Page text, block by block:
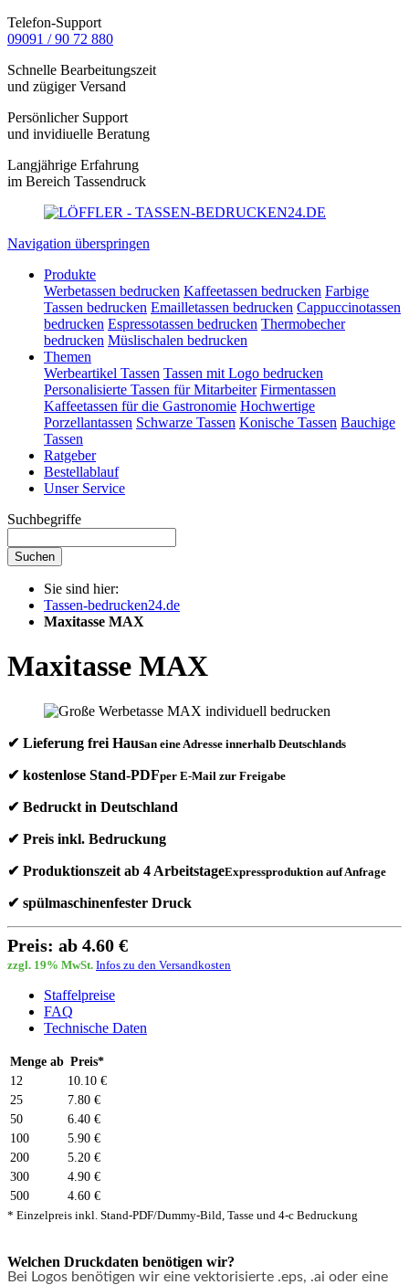
Telefon-Support
09091 / 90 72 880
Schnelle Bearbeitungszeit
und zügiger Versand
Persönlicher Support
und invidiuelle Beratung
Langjährige Erfahrung
im Bereich Tassendruck
Navigation überspringen
Produkte
Werbetassen bedrucken Kaffeetassen bedrucken Farbige
Tassen bedrucken Emailletassen bedrucken Cappuccinotassen
bedrucken Espressotassen bedrucken Thermobecher
bedrucken Müslischalen bedrucken
Themen
Werbeartikel Tassen Tassen mit Logo bedrucken
Personalisierte Tassen für Mitarbeiter Firmentassen
Kaffeetassen für die Gastronomie Hochwertige
Porzellantassen Schwarze Tassen Konische Tassen Bauchige
Tassen
Ratgeber
Bestellablauf
Unser Service
Suchbegriffe
Suchen
Sie sind hier:
Tassen-bedrucken24.de
Maxitasse MAX
Maxitasse MAX
✔ Lieferung frei Hausan eine Adresse innerhalb Deutschlands
✔ kostenlose Stand-PDFper E-Mail zur Freigabe
✔ Bedruckt in Deutschland
✔ Preis inkl. Bedruckung
✔ Produktionszeit ab 4 ArbeitstageExpressproduktion auf Anfrage
✔ spülmaschinenfester Druck
Preis: ab 4.60 €
zzgl. 19% MwSt. Infos zu den Versandkosten
Staffelpreise
FAQ
Technische Daten
Menge ab Preis*
12
10.10 €
25
7.80 €
50
6.40 €
100
5.90 €
200
5.20 €
300
4.90 €
500
4.60 €
* Einzelpreis inkl. Stand-PDF/Dummy-Bild, Tasse und 4-c Bedruckung
Welchen Druckdaten benötigen wir?
Bei Logos benötigen wir eine vektorisierte .eps, .ai oder eine